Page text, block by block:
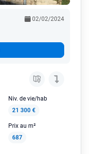
02/02/2024
Niv. de vie/hab
21 300 €
Prix au m²
687